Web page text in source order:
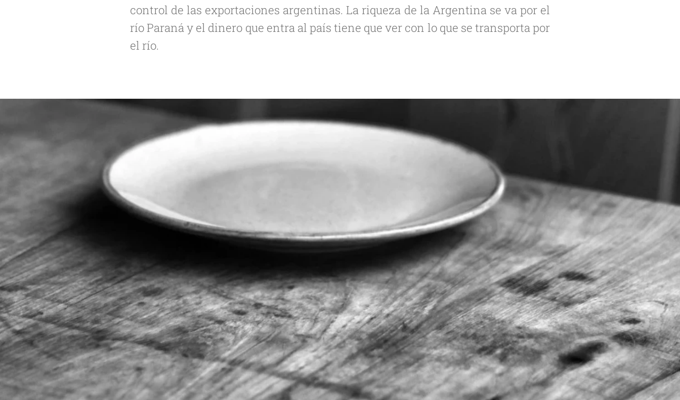
control de las exportaciones argentinas. La riqueza de la Argentina se va por el
río Paraná y el dinero que entra al país tiene que ver con lo que se transporta por
el río.